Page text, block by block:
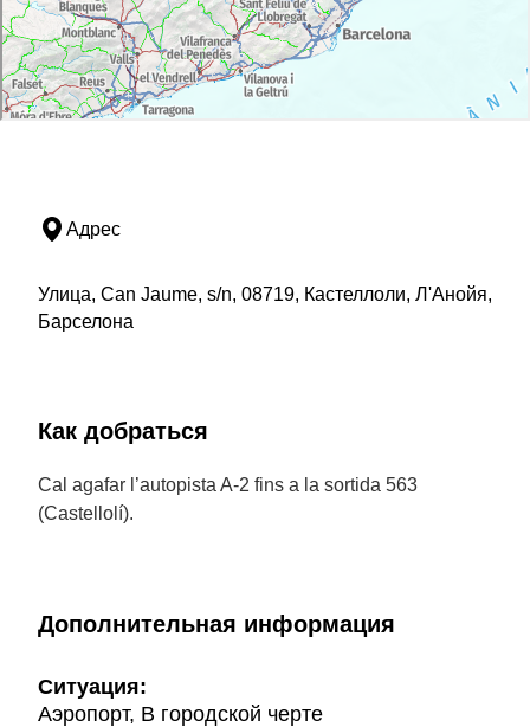
Адрес
Улица, Can Jaume, s/n, 08719, Кастеллоли, Л'Анойя,
Барселона
Как добраться
Cal agafar l’autopista A-2 fins a la sortida 563
(Castellolí).
Дополнительная информация
Ситуация:
Аэропорт, В городской черте